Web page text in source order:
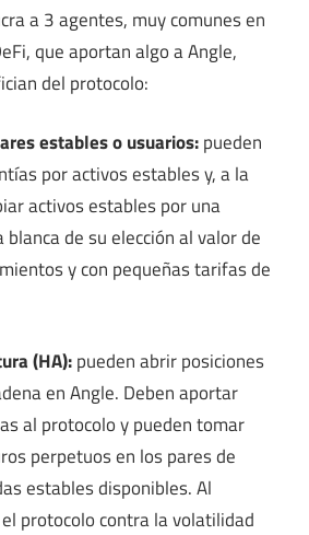
a 3 agentes, muy comunes en
que aportan algo a Angle,
del protocolo:
estables o usuarios:pueden
por activos estables y, a la
activos estables por una
de su elección al valor de
y con pequeñas tarifas de
(HA):pueden abrir posiciones
en Angle. Deben aportar
al protocolo y pueden tomar
perpetuos en los pares de
estables disponibles. Al
protocolo contra la volatilidad